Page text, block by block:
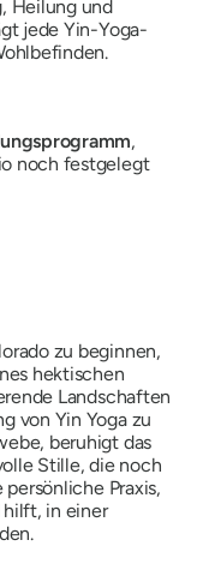
Heilung und
jede Yin-Yoga-
,
noch festgelegt
zu beginnen,
hektischen
Landschaften
von Yin Yoga zu
beruhigt das
Stille, die noch
persönliche Praxis,
in einer